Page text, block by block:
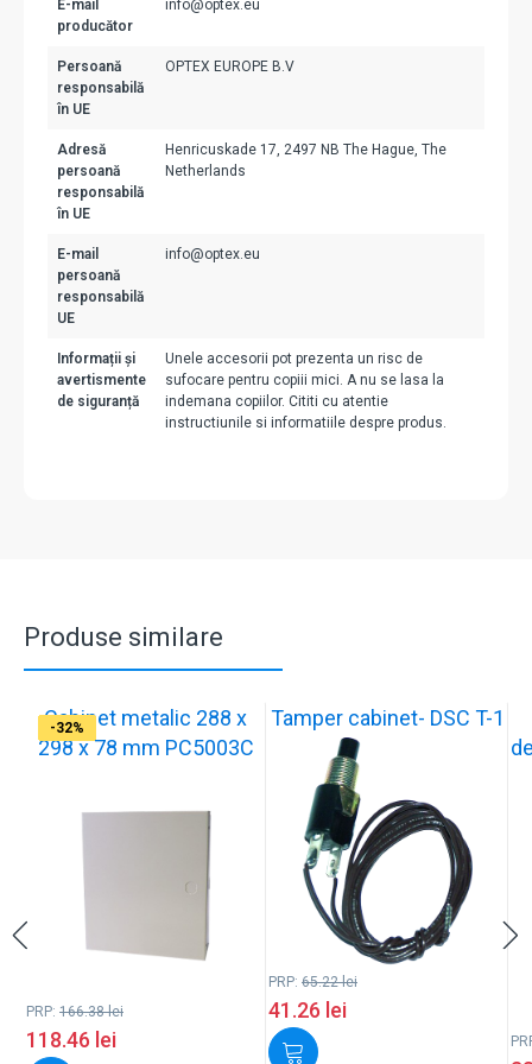
E-mail
producător
info@optex.eu
Persoană
responsabilă
în UE
OPTEX EUROPE B.V
Adresă
persoană
responsabilă
în UE
Henricuskade 17, 2497 NB The Hague, The
Netherlands
E-mail
persoană
responsabilă
UE
info@optex.eu
Informații și
avertismente
de siguranță
Unele accesorii pot prezenta un risc de
sufocare pentru copiii mici. A nu se lasa la
indemana copiilor. Cititi cu atentie
instructiunile si informatiile despre produs.
Produse similare
-29%
Cabinet metalic 288 x
298 x 78 mm PC5003C
PRP: 166.38lei
118.46 lei
-37% Tamper cabinet- DSC T-1
PRP: 65.22lei
41.26 lei
-17%
-17%
-17%
-17%
-17%
-33%
-29%
-32%